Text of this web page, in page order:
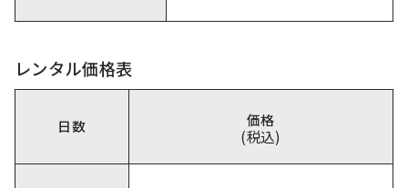
レンタル価格表
日数 価格
(税込)